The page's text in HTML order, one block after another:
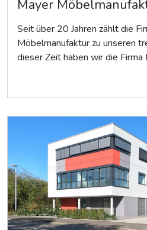
Mayer
Seit über 20 Jahren zählt die
Möbelmanufaktur zu unseren
dieser Zeit haben wir die